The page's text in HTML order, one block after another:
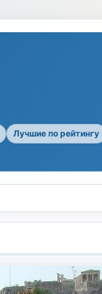
Лучшие по рейтингу